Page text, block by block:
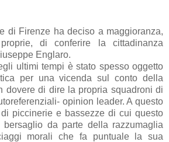
di Firenze ha deciso a maggioranza,
di conferire la cittadinanza
Englaro.
ultimi tempi è stato spesso oggetto
per una vicenda sul conto della
dovere di dire la propria squadroni di
opinion leader. A questo
piccinerie e bassezze di cui questo
da parte della razzumaglia
morali che fa puntuale la sua